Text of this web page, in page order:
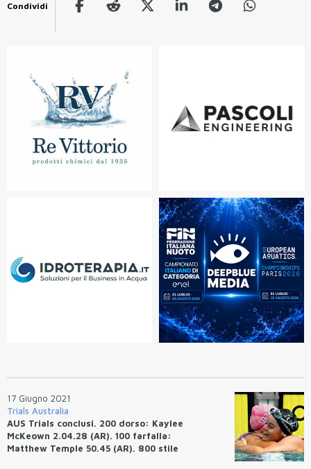
Condividi
17 Giugno 2021
Trials Australia
AUS Trials conclusi. 200 dorso: Kaylee
McKeown 2.04.28 (AR). 100 farfalla:
Matthew Temple 50.45 (AR). 800 stile